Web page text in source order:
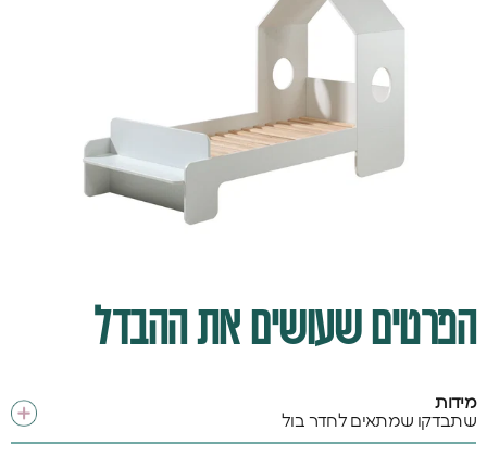
הפרטים שעושים את ההבדל
מידות
שתבדקו שמתאים לחדר בול